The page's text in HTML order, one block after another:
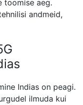
toomise aeg.
andmeid,
Indias on peagi.
ilmuda kui